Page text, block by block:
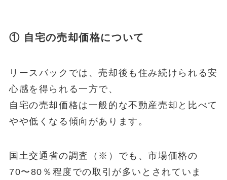
① 自宅の売却価格について
リースバックでは、売却後も住み続けられる安
心感を得られる一方で、
自宅の売却価格は一般的な不動産売却と比べて
やや低くなる傾向があります。
国土交通省の調査（※）でも、市場価格の
70〜80％程度での取引が多いとされていま